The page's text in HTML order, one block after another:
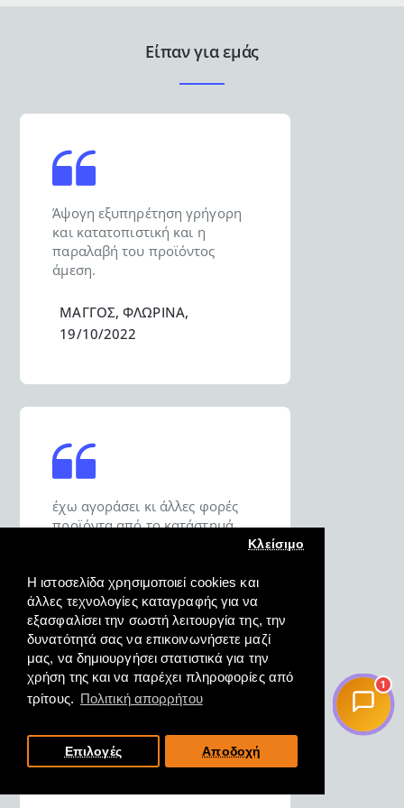
Η ιστοσελίδα χρησιμοποιεί cookies και
άλλες τεχνολογίες καταγραφής για να
εξασφαλίσει την σωστή λειτουργία της, την
δυνατότητά σας να επικοινωνήσετε μαζί
μας, να δημιουργήσει στατιστικά για την
χρήση της και να παρέχει πληροφορίες από
τρίτους. Πολιτική απορρήτου
Κλείσιμο
Επιλογές Αποδοχή
Είπαν για εμάς
Άψογη εξυπηρέτηση γρήγορη
και κατατοπιστική και η
παραλαβή του προϊόντος
άμεση.
ΜΑΓΓΟΣ, ΦΛΩΡΙΝΑ,
19/10/2022
έχω αγοράσει κι άλλες φορές
προϊόντα από το κατάστημά
σας και είμαι σε θέση να σας πω
αγορές μου.
ΔΗΜΗΤΡΙΟΣ, ΚΑΡΑΒΟΜΥΛΟΣ
Ν. ΦΘΙΩΤΗΔΟΣ, 18/10/2022
1